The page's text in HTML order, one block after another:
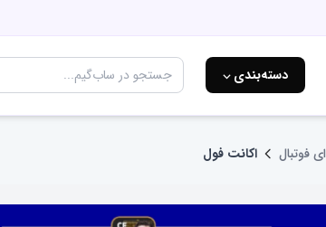
دسته‌بندی ⌵
ای فوتبال اکانت فول